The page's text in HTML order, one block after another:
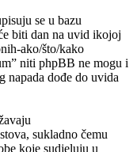
se u bazu
biti dan na uvid ikojoj
ako/što/kako
niti phpBB ne mogu i
napada dođe do uvida
sukladno čemu
koje sudjeluju u